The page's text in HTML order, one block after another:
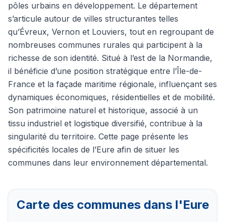
pôles urbains en développement. Le département
s’articule autour de villes structurantes telles
qu’Évreux, Vernon et Louviers, tout en regroupant de
nombreuses communes rurales qui participent à la
richesse de son identité. Situé à l’est de la Normandie,
il bénéficie d’une position stratégique entre l’Île-de-
France et la façade maritime régionale, influençant ses
dynamiques économiques, résidentielles et de mobilité.
Son patrimoine naturel et historique, associé à un
tissu industriel et logistique diversifié, contribue à la
singularité du territoire. Cette page présente les
spécificités locales de l’Eure afin de situer les
communes dans leur environnement départemental.
Carte des communes dans l'Eure